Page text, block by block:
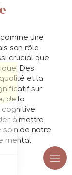
une
son rôle
crucial que
Des
et la
sur
de la
à mettre
soin de notre
mental